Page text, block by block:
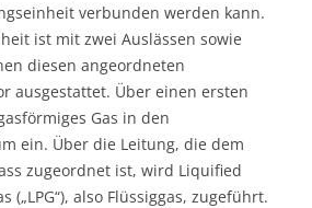
verbunden werden kann.
ist mit zwei Auslässen sowie
diesen angeordneten
ausgestattet. Über einen ersten
Gas in den
ein. Über die Leitung, die dem
zugeordnet ist, wird Liquified
(„LPG“), also Flüssiggas, zugeführt.